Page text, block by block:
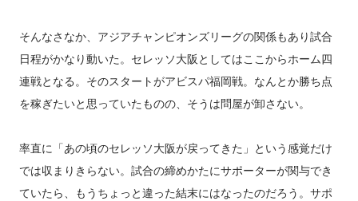
そんなさなか、アジアチャンピオンズリーグの関係もあり試合
日程がかなり動いた。セレッソ大阪としてはここからホーム四
連戦となる。そのスタートがアビスパ福岡戦。なんとか勝ち点
を稼ぎたいと思っていたものの、そうは問屋が卸さない。
率直に「あの頃のセレッソ大阪が戻ってきた」という感覚だけ
では収まりきらない。試合の締めかたにサポーターが関与でき
ていたら、もうちょっと違った結末にはなったのだろう。サポ